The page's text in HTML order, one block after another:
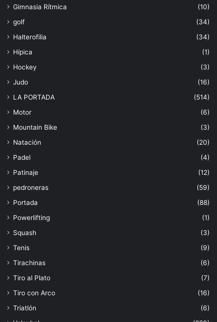
Gimnasia Rítmica
(10)
golf
(34)
Halterofilia
(34)
Hípica
(1)
Hockey
(3)
Judo
(16)
LA PORTADA
(514)
Motor
(6)
Mountain Bike
(3)
Natación
(20)
Padel
(4)
Patinaje
(12)
pedroneras
(59)
Portada
(88)
Powerlifting
(1)
Squash
(3)
Tenis
(9)
Tirachinas
(6)
Tiro al Plato
(7)
Tiro con Arco
(16)
Triatlón
(6)